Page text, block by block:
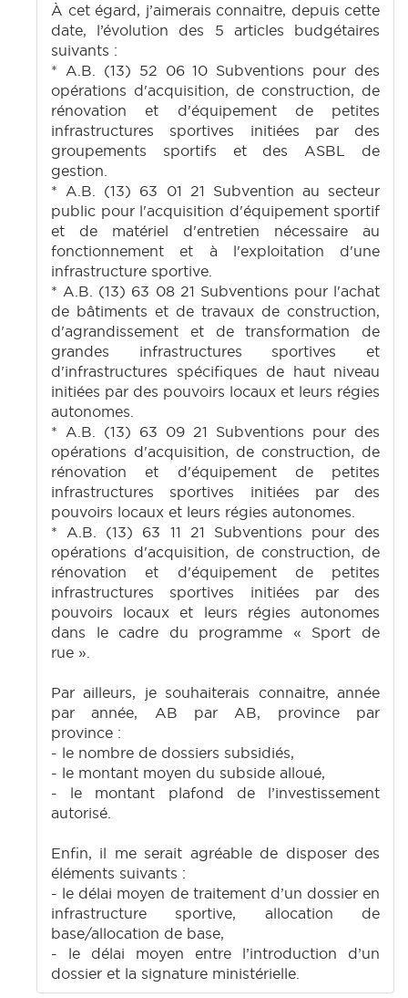
À cet égard, j’aimerais connaitre, depuis cette
date, l’évolution des 5 articles budgétaires
suivants :
* A.B. (13) 52 06 10 Subventions pour des
opérations d'acquisition, de construction, de
rénovation et d'équipement de petites
infrastructures sportives initiées par des
groupements sportifs et des ASBL de
gestion.
* A.B. (13) 63 01 21 Subvention au secteur
public pour l'acquisition d'équipement sportif
et de matériel d'entretien nécessaire au
fonctionnement et à l'exploitation d'une
infrastructure sportive.
* A.B. (13) 63 08 21 Subventions pour l'achat
de bâtiments et de travaux de construction,
d'agrandissement et de transformation de
grandes infrastructures sportives et
d'infrastructures spécifiques de haut niveau
initiées par des pouvoirs locaux et leurs régies
autonomes.
* A.B. (13) 63 09 21 Subventions pour des
opérations d'acquisition, de construction, de
rénovation et d'équipement de petites
infrastructures sportives initiées par des
pouvoirs locaux et leurs régies autonomes.
* A.B. (13) 63 11 21 Subventions pour des
opérations d'acquisition, de construction, de
rénovation et d'équipement de petites
infrastructures sportives initiées par des
pouvoirs locaux et leurs régies autonomes
dans le cadre du programme « Sport de
rue ».
Par ailleurs, je souhaiterais connaitre, année
par année, AB par AB, province par
province :
- le nombre de dossiers subsidiés,
- le montant moyen du subside alloué,
- le montant plafond de l’investissement
autorisé.
Enfin, il me serait agréable de disposer des
éléments suivants :
- le délai moyen de traitement d’un dossier en
infrastructure sportive, allocation de
base/allocation de base,
- le délai moyen entre l’introduction d’un
dossier et la signature ministérielle.